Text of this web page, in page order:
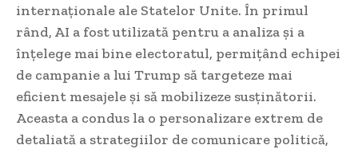
internaționale ale Statelor Unite. În primul
rând, AI a fost utilizată pentru a analiza și a
înțelege mai bine electoratul, permițând echipei
de campanie a lui Trump să targeteze mai
eficient mesajele și să mobilizeze susținătorii.
Aceasta a condus la o personalizare extrem de
detaliată a strategiilor de comunicare politică,